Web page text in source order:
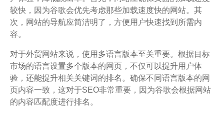
较快，因为谷歌会优先考虑那些加载速度快的网站。其
次，网站的导航应简洁明了，方便用户快速找到所需内
容。
对于外贸网站来说，使用多语言版本至关重要。根据目标
市场的语言设置多个版本的网页，不仅可以提升用户体
验，还能提升相关关键词的排名。确保不同语言版本的网
页内容一致，这对于SEO非常重要，因为谷歌会根据网站
的内容匹配度进行排名。